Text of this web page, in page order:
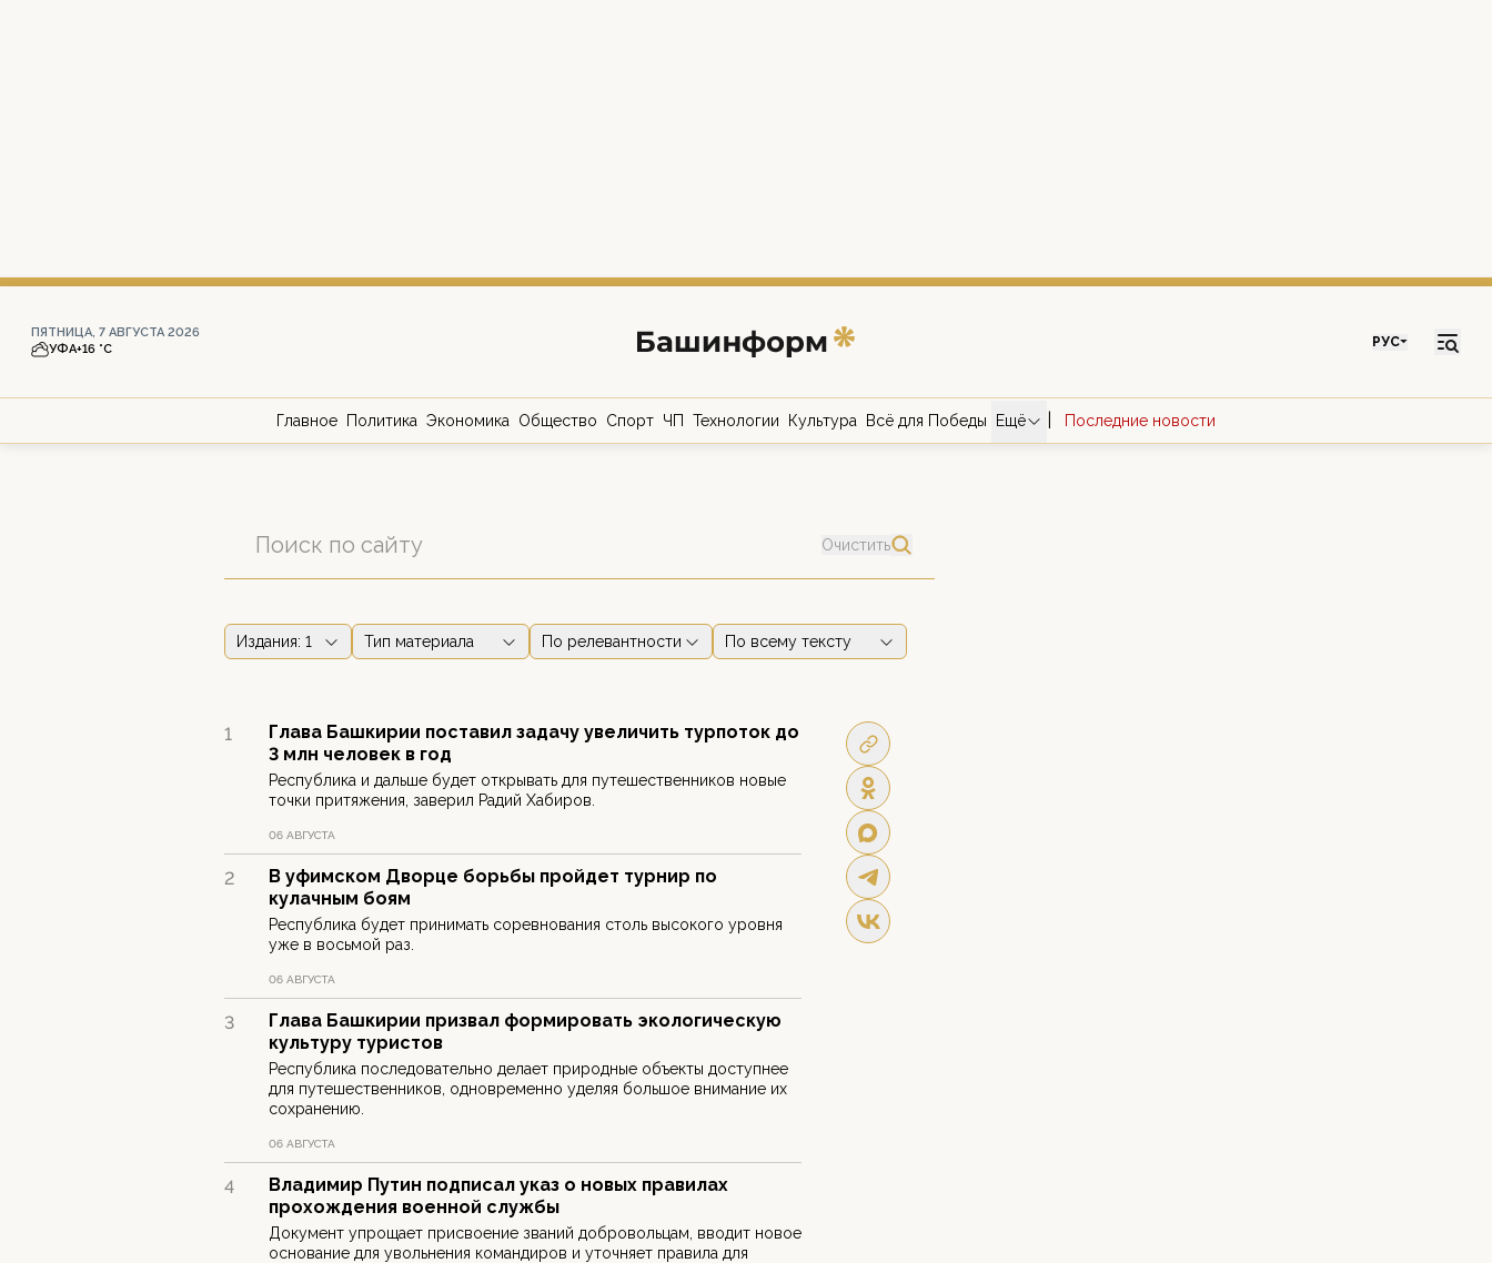
ПЯТНИЦА, 7 АВГУСТА 2026
УФА+16 °С РУС
Главное Политика Экономика Общество Спорт ЧП Технологии Культура Всё для Победы Ещё Последние новости
Очистить
Издания: 1 Тип материала По релевантности По всему тексту
1
Глава Башкирии поставил задачу увеличить турпоток до
3 млн человек в год
Республика и дальше будет открывать для путешественников новые
точки притяжения, заверил Радий Хабиров.
06 АВГУСТА
2
В уфимском Дворце борьбы пройдет турнир по
кулачным боям
Республика будет принимать соревнования столь высокого уровня
уже в восьмой раз.
06 АВГУСТА
3
Глава Башкирии призвал формировать экологическую
культуру туристов
Республика последовательно делает природные объекты доступнее
для путешественников, одновременно уделяя большое внимание их
сохранению.
06 АВГУСТА
4
Владимир Путин подписал указ о новых правилах
прохождения военной службы
Документ упрощает присвоение званий добровольцам, вводит новое
основание для увольнения командиров и уточняет правила для